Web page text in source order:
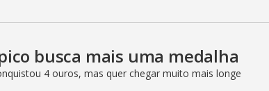
busca mais uma medalha
4 ouros, mas quer chegar muito mais longe